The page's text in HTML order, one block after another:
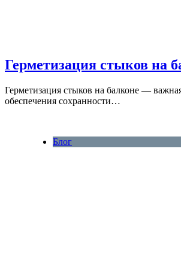
Герметизация стыков на
Герметизация стыков на балконе —
обеспечения сохранности…
Блог